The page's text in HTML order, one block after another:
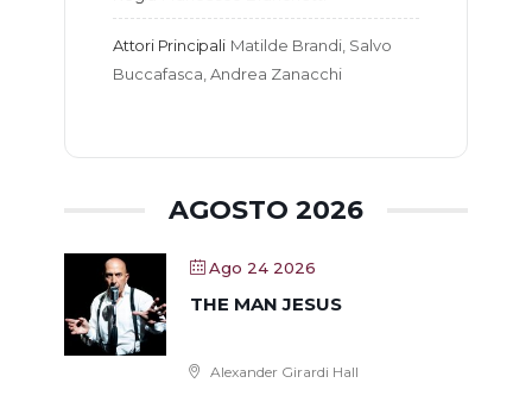
Attori Principali Matilde Brandi, Salvo
Buccafasca, Andrea Zanacchi
AGOSTO 2026
Ago 24 2026
THE MAN JESUS
Alexander Girardi Hall